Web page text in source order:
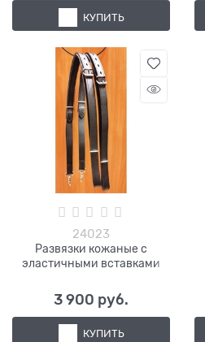
КУПИТЬ
24023
Развязки кожаные с
эластичными вставками
3 900 руб.
КУПИТЬ